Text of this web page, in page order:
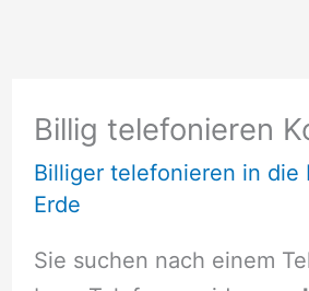
Billig telefonieren
Billiger telefonieren in die
Erde
Sie suchen nach einem